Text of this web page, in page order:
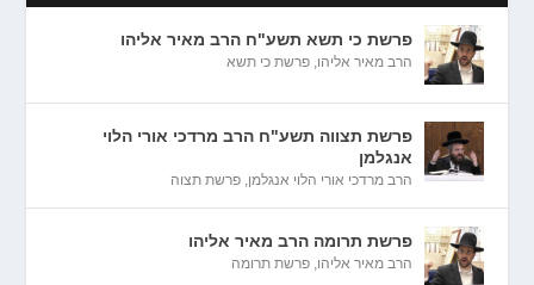
פרשת כי תשא תשע"ח הרב מאיר אליהו
הרב מאיר אליהו ,פרשת כי תשא
פרשת תצווה תשע"ח הרב מרדכי אורי הלוי
אנגלמן
הרב מרדכי אורי הלוי אנגלמן ,פרשת תצוה
פרשת תרומה הרב מאיר אליהו
הרב מאיר אליהו ,פרשת תרומה